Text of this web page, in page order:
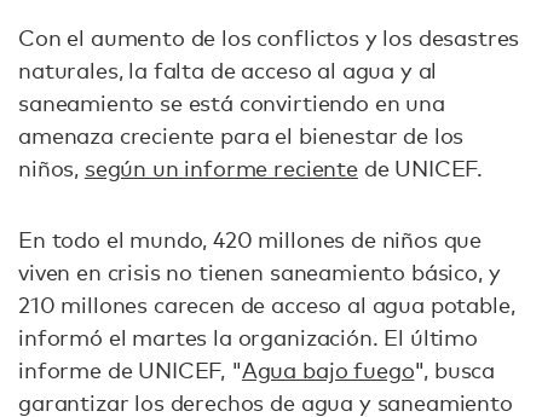
Con el aumento de los conflictos y los desastres
naturales, la falta de acceso al agua y al
saneamiento se está convirtiendo en una
amenaza creciente para el bienestar de los
niños, según un informe recientede UNICEF.
En todo el mundo, 420 millones de niños que
viven en crisis no tienen saneamiento básico, y
210 millones carecen de acceso al agua potable,
informó el martes la organización. El último
informe de UNICEF, "Agua bajo fuego", busca
garantizar los derechos de agua y saneamiento